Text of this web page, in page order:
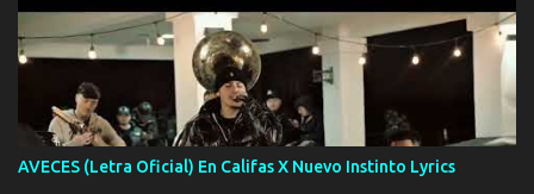
pero eso ya no va a pasar me perderé en la soledad Porque me
mirabas bonito si yo no fui el final feliz el final fue triste pa mí Y
duele no tenerte aquí sabiendo que moría por ti yo y la luna
cantamos y por ti nos embriagamos Quién sabe qué será de mí si
contigo fui muy feliz a lo mejor no lloró pero muy en el fondo te
adoro
AVECES (Letra Oficial) En Califas X Nuevo Instinto Lyrics